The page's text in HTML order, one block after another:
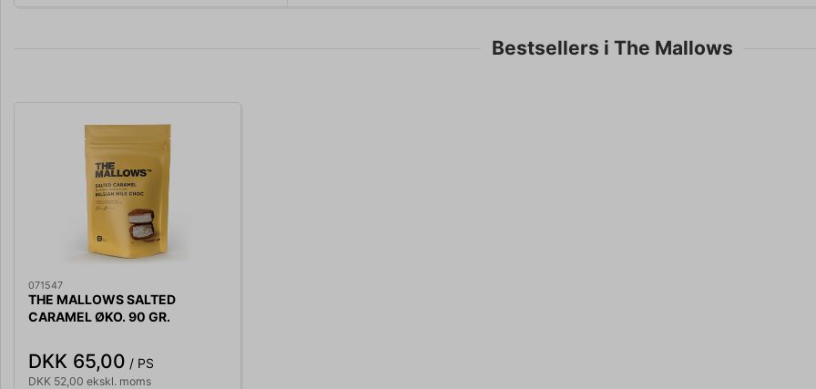
Bestsellers i The Mallows
071547
THE MALLOWS SALTED
CARAMEL ØKO. 90 GR.
DKK 65,00 / PS
DKK 52,00 ekskl. moms